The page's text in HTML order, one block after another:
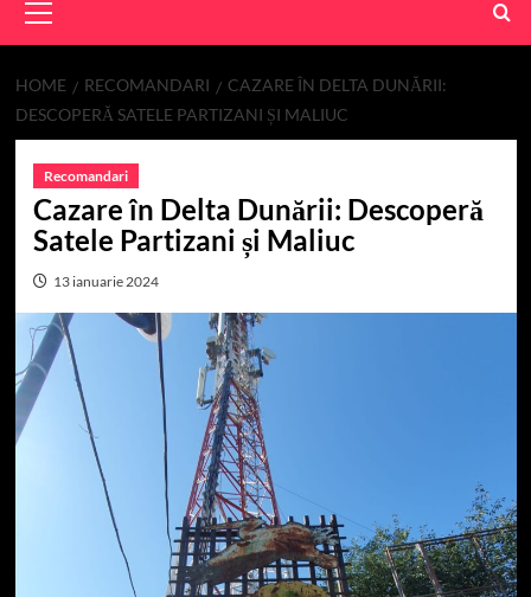
Menu
HOME RECOMANDARI
CAZARE ÎN DELTA DUNĂRII:
DESCOPERĂ SATELE PARTIZANI ȘI MALIUC
Recomandari
Cazare în Delta Dunării: Descoperă
Satele Partizani și Maliuc
13 ianuarie 2024